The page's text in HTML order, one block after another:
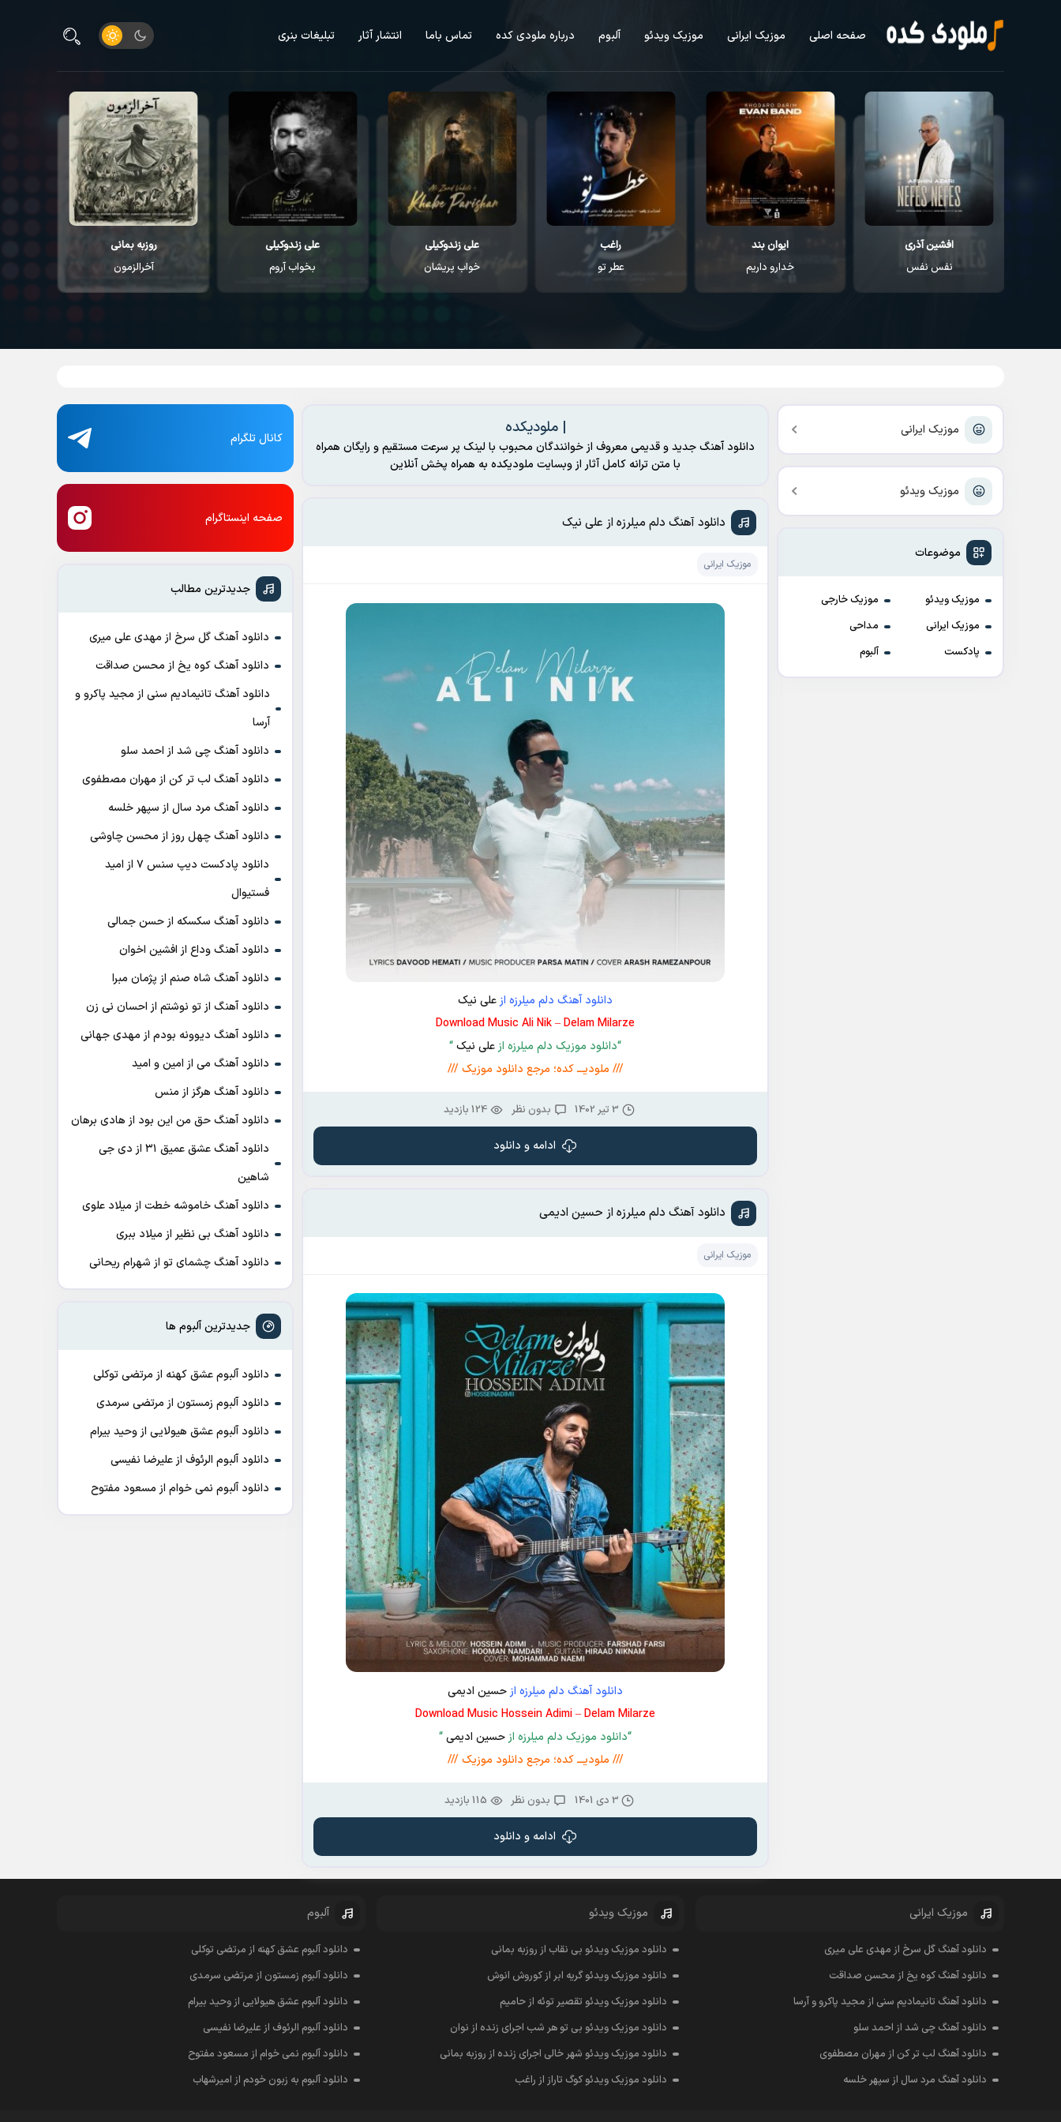
صفحه اصلی موزیک ایرانی موزیک ویدئو آلبوم درباره ملودی کده تماس باما انتشار آثار تبلیغات بنری
افشین آذری
نفس نفس
ایوان بند
خدارو داریم
راغب
عطر تو
علی زندوکیلی
خواب پریشان
علی زندوکیلی
بخواب آروم
روزبه بمانی
آخرالزمون
موزیک ایرانی
موزیک ویدئو
موضوعات
موزیک ویدئو
موزیک خارجی
موزیک ایرانی
مداحی
پادکست
آلبوم
| ملودیکده
دانلود آهنگ جدید و قدیمی معروف از خوانندگان محبوب با لینک پر سرعت مستقیم و رایگان همراه
با متن ترانه کامل آثار از وبسایت ملودیکده به همراه پخش آنلاین
دانلود آهنگ دلم میلرزه از علی نیک
موزیک ایرانی
دانلود آهنگ دلم میلرزه ازعلی نیک
Download Music Ali Nik – Delam Milarze
“دانلود موزیک دلم میلرزه ازعلی نیک“
/// ملودیـــ کده؛ مرجع دانلود موزیک ///
3 تیر 1402 بدون نظر 124 بازدید
ادامه و دانلود
دانلود آهنگ دلم میلرزه از حسین ادیمی
موزیک ایرانی
دانلود آهنگ دلم میلرزه از حسین ادیمی
Download Music Hossein Adimi – Delam Milarze
“دانلود موزیک دلم میلرزه از حسین ادیمی“
/// ملودیـــ کده؛ مرجع دانلود موزیک ///
3 دی 1401 بدون نظر 115 بازدید
ادامه و دانلود
کانال تلگرام
صفحه اینستاگرام
جدیدترین مطالب
دانلود آهنگ گل سرخ از مهدی علی میری
دانلود آهنگ کوه یخ از محسن صداقت
دانلود آهنگ تانیمادیم سنی از مجید پاکرو و
آرسا
دانلود آهنگ چی شد از احمد سلو
دانلود آهنگ لب تر کن از مهران مصطفوی
دانلود آهنگ مرد سال از سپهر خلسه
دانلود آهنگ چهل روز از محسن چاوشی
دانلود پادکست ديپ سنس ۷ از اميد
فستيوال
دانلود آهنگ سکسکه از حسن جمالی
دانلود آهنگ وداع از افشين اخوان
دانلود آهنگ شاه صنم از پژمان مبرا
دانلود آهنگ از تو نوشتم از احسان نی زن
دانلود آهنگ دیوونه بودم از مهدی جهانی
دانلود آهنگ می از امین و امید
دانلود آهنگ هرگز از منس
دانلود آهنگ حق من این بود از هادی برهان
دانلود آهنگ عشق عمیق ۳۱ از دی جی
شاهین
دانلود آهنگ خاموشه خطت از میلاد علوی
دانلود آهنگ بی نظیر از میلاد ببری
دانلود آهنگ چشمای تو از شهرام ریحانی
جدیدترین آلبوم ها
دانلود آلبوم عشق کهنه از مرتضی توکلی
دانلود آلبوم زمستون از مرتضی سرمدی
دانلود آلبوم عشق هیولایی از وحید بیرام
دانلود آلبوم الرئوف از علیرضا نفیسی
دانلود آلبوم نمی خوام از مسعود مفتوح
موزیک ایرانی
دانلود آهنگ گل سرخ از مهدی علی میری
دانلود آهنگ کوه یخ از محسن صداقت
دانلود آهنگ تانیمادیم سنی از مجید پاکرو و آرسا
دانلود آهنگ چی شد از احمد سلو
دانلود آهنگ لب تر کن از مهران مصطفوی
دانلود آهنگ مرد سال از سپهر خلسه
موزیک ویدئو
دانلود موزیک ویدئو بی نقاب از روزبه بمانی
دانلود موزیک ویدئو گریه ابر از کوروش انوش
دانلود موزیک ویدئو تقصیر توئه از حامیم
دانلود موزیک ویدئو بی تو هر شب اجرای زنده از نوان
دانلود موزیک ویدئو شهر خالی اجرای زنده از روزبه بمانی
دانلود موزیک ویدئو کوگ تاراز از راغب
آلبوم
دانلود آلبوم عشق کهنه از مرتضی توکلی
دانلود آلبوم زمستون از مرتضی سرمدی
دانلود آلبوم عشق هیولایی از وحید بیرام
دانلود آلبوم الرئوف از علیرضا نفیسی
دانلود آلبوم نمی خوام از مسعود مفتوح
دانلود آلبوم به زبون خودم از امیرشهاب